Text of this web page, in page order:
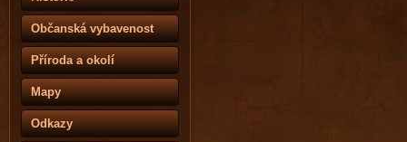
Občanská vybavenost
Příroda a okolí
Mapy
Odkazy